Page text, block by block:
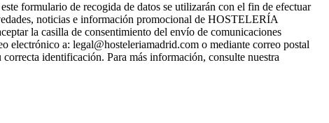
formulario de recogida de datos se utilizarán con el fin de efectuar
noticias e información promocional de HOSTELERÍA
la casilla de consentimiento del envío de comunicaciones
electrónico a: legal@hosteleriamadrid.com o mediante correo postal
identificación. Para más información, consulte nuestra